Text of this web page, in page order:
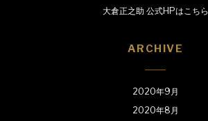
大倉正之助 公式HPはこちら
ARCHIVE
2020年9月
2020年8月